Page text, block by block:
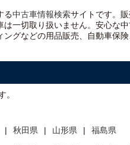
る中古車情報検索サイトです。
は一切取り扱いません。安心な
グなどの用品販売、自動車保
。
秋田県 山形県 福島県